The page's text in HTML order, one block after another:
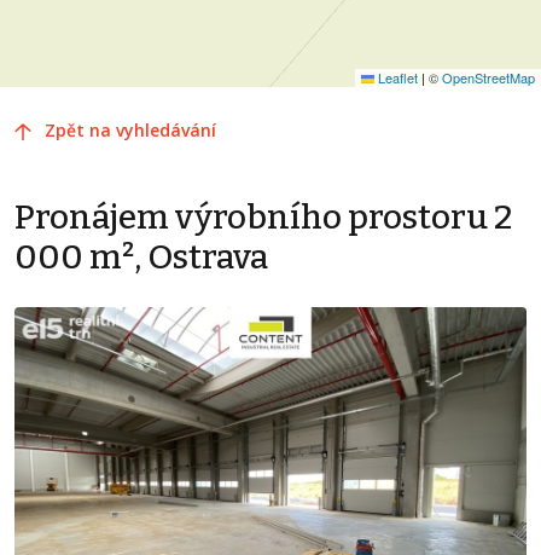
Leaflet | ©OpenStreetMap
Zpět na vyhledávání
Pronájem výrobního prostoru 2
000 m², Ostrava